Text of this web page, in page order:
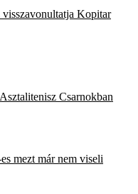
Kopitar
Csarnokban
mezt már nem viseli